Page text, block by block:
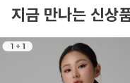
지금 만나는 신상